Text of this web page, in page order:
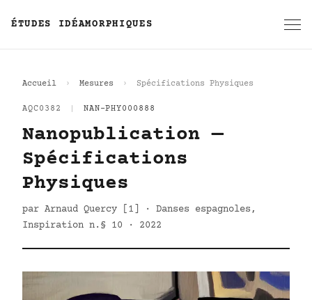
ÉTUDES IDÉAMORPHIQUES
Accueil Mesures Spécifications Physiques
AQC0382 NAN-PHY000888
Nanopublication —
Spécifications
Physiques
par Arnaud Quercy [1] · Danses espagnoles,
Inspiration n.§ 10 · 2022